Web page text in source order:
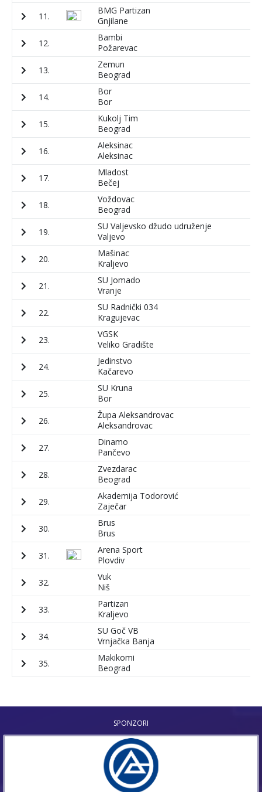
11.
BMG Partizan
Gnjilane
12.
Bambi
Požarevac
13.
Zemun
Beograd
14.
Bor
Bor
15.
Kukolj Tim
Beograd
16.
Aleksinac
Aleksinac
17.
Mladost
Bečej
18.
Voždovac
Beograd
19.
SU Valjevsko džudo udruženje
Valjevo
20.
Mašinac
Kraljevo
21.
SU Jomado
Vranje
22.
SU Radnički 034
Kragujevac
23.
VGSK
Veliko Gradište
24.
Jedinstvo
Kačarevo
25.
SU Kruna
Bor
26.
Župa Aleksandrovac
Aleksandrovac
27.
Dinamo
Pančevo
28.
Zvezdarac
Beograd
29.
Akademija Todorović
Zaječar
30.
Brus
Brus
31.
Arena Sport
Plovdiv
32.
Vuk
Niš
33.
Partizan
Kraljevo
34.
SU Goč VB
Vrnjačka Banja
35.
Makikomi
Beograd
SPONZORI